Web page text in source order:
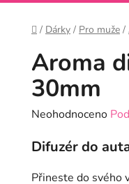
Domů
/ Dárky / Pro muže /
Aroma
30mm
Průměrné
produktu
je
Neohodnoceno
Difuzér do
Přineste do svého